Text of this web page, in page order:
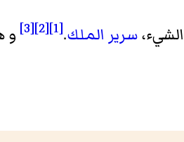
سرير الملك.
[1]
[2]
[3] و